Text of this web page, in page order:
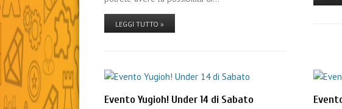
LEGGI TUTTO »
Evento Yugioh! Under 14 di Sabato